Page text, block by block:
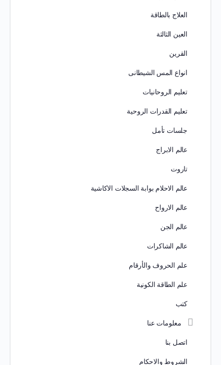
العلاج بالطاقة
العين الثالثة
القرين
انواع المس الشيطانى
تعليم الروحانيات
تعليم القدرات الروحية
جلسات تأمل
عالم الابراج
تاروت
عالم الاحلام بوابة السجلات الاكاشية
عالم الارواح
عالم الجن
عالم الشاكرات
علم الحروف والأرقام
علم الطاقة الكونية
كتب
معلومات عنا
اتصل بنا
الشروط والاحكام